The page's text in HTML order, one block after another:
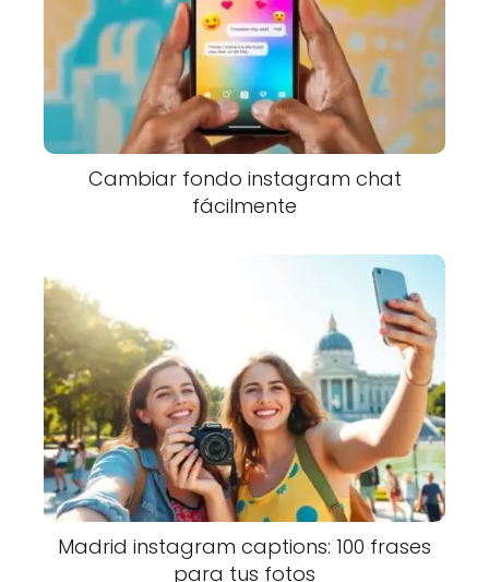
Cambiar fondo instagram chat
fácilmente
Madrid instagram captions: 100 frases
para tus fotos